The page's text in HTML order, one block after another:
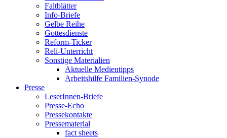
Faltblätter
Info-Briefe
Gelbe Reihe
Gottesdienste
Reform-Ticker
Reli-Unterricht
Sonstige Materialien
Aktuelle Medientipps
Arbeitshilfe Familien-Synode
Presse
LeserInnen-Briefe
Presse-Echo
Pressekontakte
Pressematerial
fact sheets